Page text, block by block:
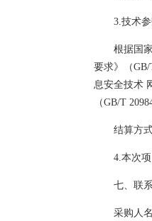
3.技术参
根据国
要求》（
息安全技术
（GB/T
结算方
4.本次
七、联
采购人